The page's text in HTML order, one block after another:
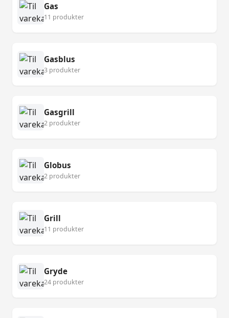
Gas
11 produkter
Gasblus
3 produkter
Gasgrill
2 produkter
Globus
2 produkter
Grill
11 produkter
Gryde
24 produkter